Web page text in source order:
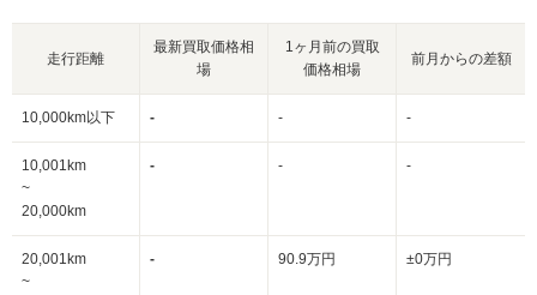
走行距離
最新買取価格相
場
1ヶ月前の買取
価格相場
前月からの差額
10,000km以下 - - -
10,001km
~
20,000km
- - -
20,001km
~
- 90.9万円 ±0万円